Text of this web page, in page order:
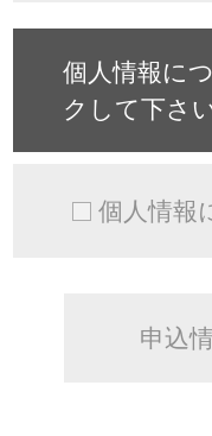
個人情報に
クして下さ
個人情報